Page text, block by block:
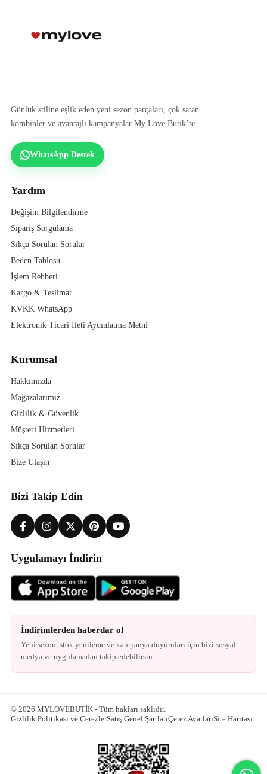
Günlük stiline eşlik eden yeni sezon parçaları, çok satan
kombinler ve avantajlı kampanyalar My Love Butik’te.
WhatsApp Destek
Yardım
Değişim Bilgilendirme
Sipariş Sorgulama
Sıkça Sorulan Sorular
Beden Tablosu
İşlem Rehberi
Kargo & Teslimat
KVKK WhatsApp
Elektronik Ticari İleti Aydınlatma Metni
Kurumsal
Hakkımızda
Mağazalarımız
Gizlilik & Güvenlik
Müşteri Hizmetleri
Sıkça Sorulan Sorular
Bize Ulaşın
Bizi Takip Edin
Uygulamayı İndirin
İndirimlerden haberdar ol
Yeni sezon, stok yenileme ve kampanya duyuruları için bizi sosyal
medya ve uygulamadan takip edebilirsin.
© 2026 MYLOVEBUTİK - Tüm hakları saklıdır.
Gizlilik Politikası ve ÇerezlerSatış Genel ŞartlarıÇerez AyarlarıSite Haritası